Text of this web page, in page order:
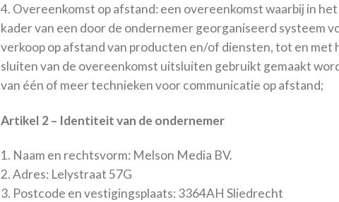
4. Overeenkomst op afstand: een overeenkomst waarbij in het
kader van een door de ondernemer georganiseerd systeem
verkoop op afstand van producten en/of diensten, tot en met
sluiten van de overeenkomst uitsluiten gebruikt gemaakt
van één of meer technieken voor communicatie op afstand;
Artikel 2 – Identiteit van de ondernemer
1. Naam en rechtsvorm: Melson Media BV.
2. Adres: Lelystraat 57G
3. Postcode en vestigingsplaats: 3364AH Sliedrecht